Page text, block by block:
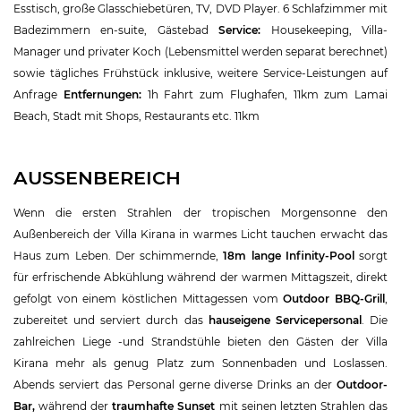
Esstisch, große Glasschiebetüren, TV, DVD Player. 6 Schlafzimmer mit
Badezimmern en-suite, GästebadService: Housekeeping, Villa-
Manager und privater Koch (Lebensmittel werden separat berechnet)
sowie tägliches Frühstück inklusive, weitere Service-Leistungen auf
Anfrage Entfernungen:1h Fahrt zum Flughafen, 11km zum Lamai
Beach, Stadt mit Shops, Restaurants etc. 11km
AUSSENBEREICH
Wenn die ersten Strahlen der tropischen Morgensonne den
Außenbereich der Villa Kirana in warmes Licht tauchen erwacht das
Haus zum Leben. Der schimmernde,18m lange Infinity-Poolsorgt
für erfrischende Abkühlung während der warmen Mittagszeit, direkt
gefolgt von einem köstlichen Mittagessen vomOutdoor BBQ-Grill
zubereitet und serviert durch das hauseigene Servicepersonal. Die
zahlreichen Liege -und Strandstühle bieten den Gästen der Villa
Kirana mehr als genug Platz zum Sonnenbaden und Loslassen.
Abends serviert das Personal gerne diverse Drinks an der Outdoor-
Bar, während dertraumhafte Sunset mit seinen letzten Strahlen das